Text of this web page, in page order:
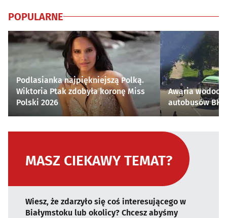
POPULARNE
Podlasianka najpiękniejszą Polką.
Wiktoria Ptak zdobyła koronę Miss
Polski 2026
Awaria
autobusów
MASZ CIEKAWY TEMAT?
Wiesz, że zdarzyło się coś interesującego w
Białymstoku lub okolicy? Chcesz abyśmy